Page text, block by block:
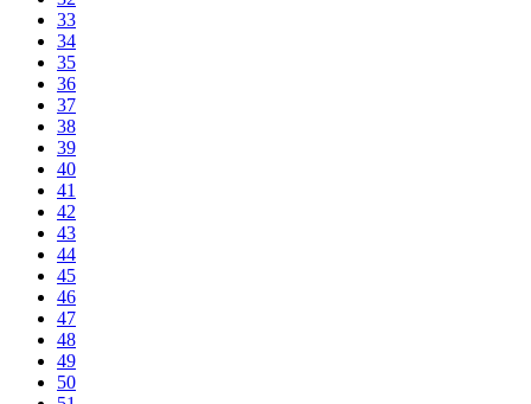
33
34
35
36
37
38
39
40
41
42
43
44
45
46
47
48
49
50